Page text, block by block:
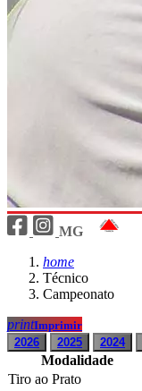
MG
home
Técnico
Campeonato
printImprimir
2026
2025 2024
Modalidade
Tiro ao Prato